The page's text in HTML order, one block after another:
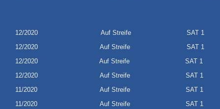
12/2020 Auf Streife SAT 1
12/2020
Auf Streife SAT 1
12/2020
Auf Streife
SAT 1
12/2020
Auf Streife SAT 1
11/2020
Auf Streife SAT 1
11/2020
Auf Streife SAT 1